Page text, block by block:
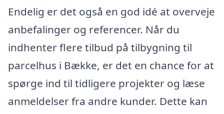
Endelig er det også en god idé at overveje
anbefalinger og referencer. Når du
indhenter flere tilbud på tilbygning til
parcelhus i Bække, er det en chance for at
spørge ind til tidligere projekter og læse
anmeldelser fra andre kunder. Dette kan